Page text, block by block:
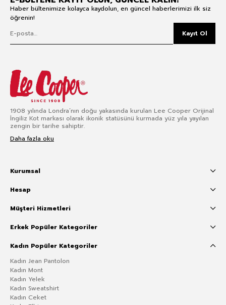
Haber bültenimize kolayca kaydolun, en güncel haberlerimizi ilk siz
öğrenin!
Kayıt Ol
1908 yılında Londra’nın doğu yakasında kurulan Lee Cooper Orijinal
İngiliz Kot markası olarak ikonik statüsünü kurmada yüz yıla yayılan
zengin bir tarihe sahiptir.
Daha fazla oku
Kurumsal
Hesap
Müşteri Hizmetleri
Erkek Popüler Kategoriler
Kadın Popüler Kategoriler
Kadın Jean Pantolon
Kadın Mont
Kadın Yelek
Kadın Sweatshirt
Kadın Ceket